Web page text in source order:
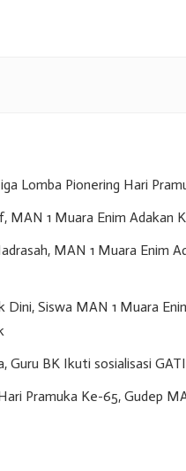
Lomba Pionering Hari
MAN 1 Muara Enim Adakan
MAN 1 Muara Enim
Dini, Siswa MAN 1 Muara
Guru BK Ikuti sosialisasi GATI
Pramuka Ke-65, Gudep